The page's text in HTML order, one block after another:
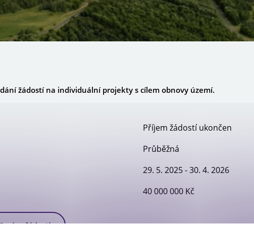
Newsletter
žádostí na individuální projekty s cílem obnovy území.
Příjem žádostí ukončen
Průběžná
29. 5. 2025 - 30. 4. 2026
40 000 000 Kč